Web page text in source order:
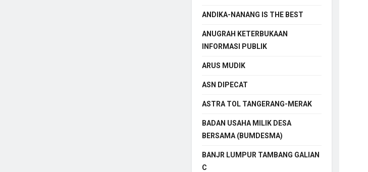
ANDIKA-NANANG IS THE BEST
ANUGRAH KETERBUKAAN
INFORMASI PUBLIK
ARUS MUDIK
ASN DIPECAT
ASTRA TOL TANGERANG-MERAK
BADAN USAHA MILIK DESA
BERSAMA (BUMDESMA)
BANJR LUMPUR TAMBANG GALIAN
C